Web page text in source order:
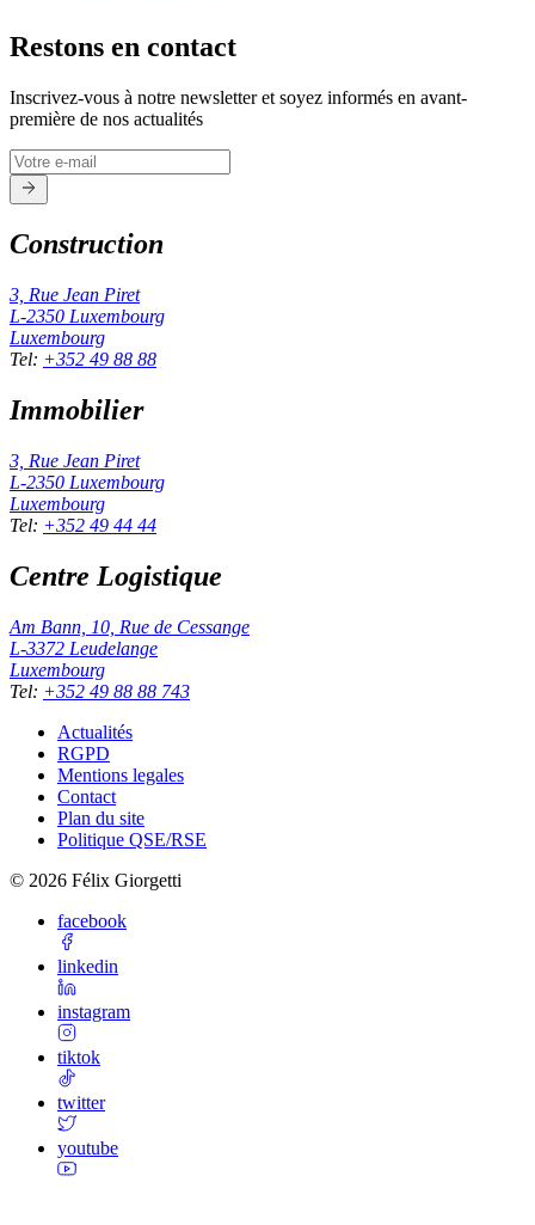
Restons en contact
Inscrivez-vous à notre newsletter et soyez informés en avant-
première de nos actualités
Construction
3, Rue Jean Piret
L-2350 Luxembourg
Luxembourg
Tel: +352 49 88 88
Immobilier
3, Rue Jean Piret
L-2350 Luxembourg
Luxembourg
Tel: +352 49 44 44
Centre Logistique
Am Bann, 10, Rue de Cessange
L-3372 Leudelange
Luxembourg
Tel: +352 49 88 88 743
Actualités
RGPD
Mentions legales
Contact
Plan du site
Politique QSE/RSE
© 2026 Félix Giorgetti
facebook
linkedin
instagram
tiktok
twitter
youtube